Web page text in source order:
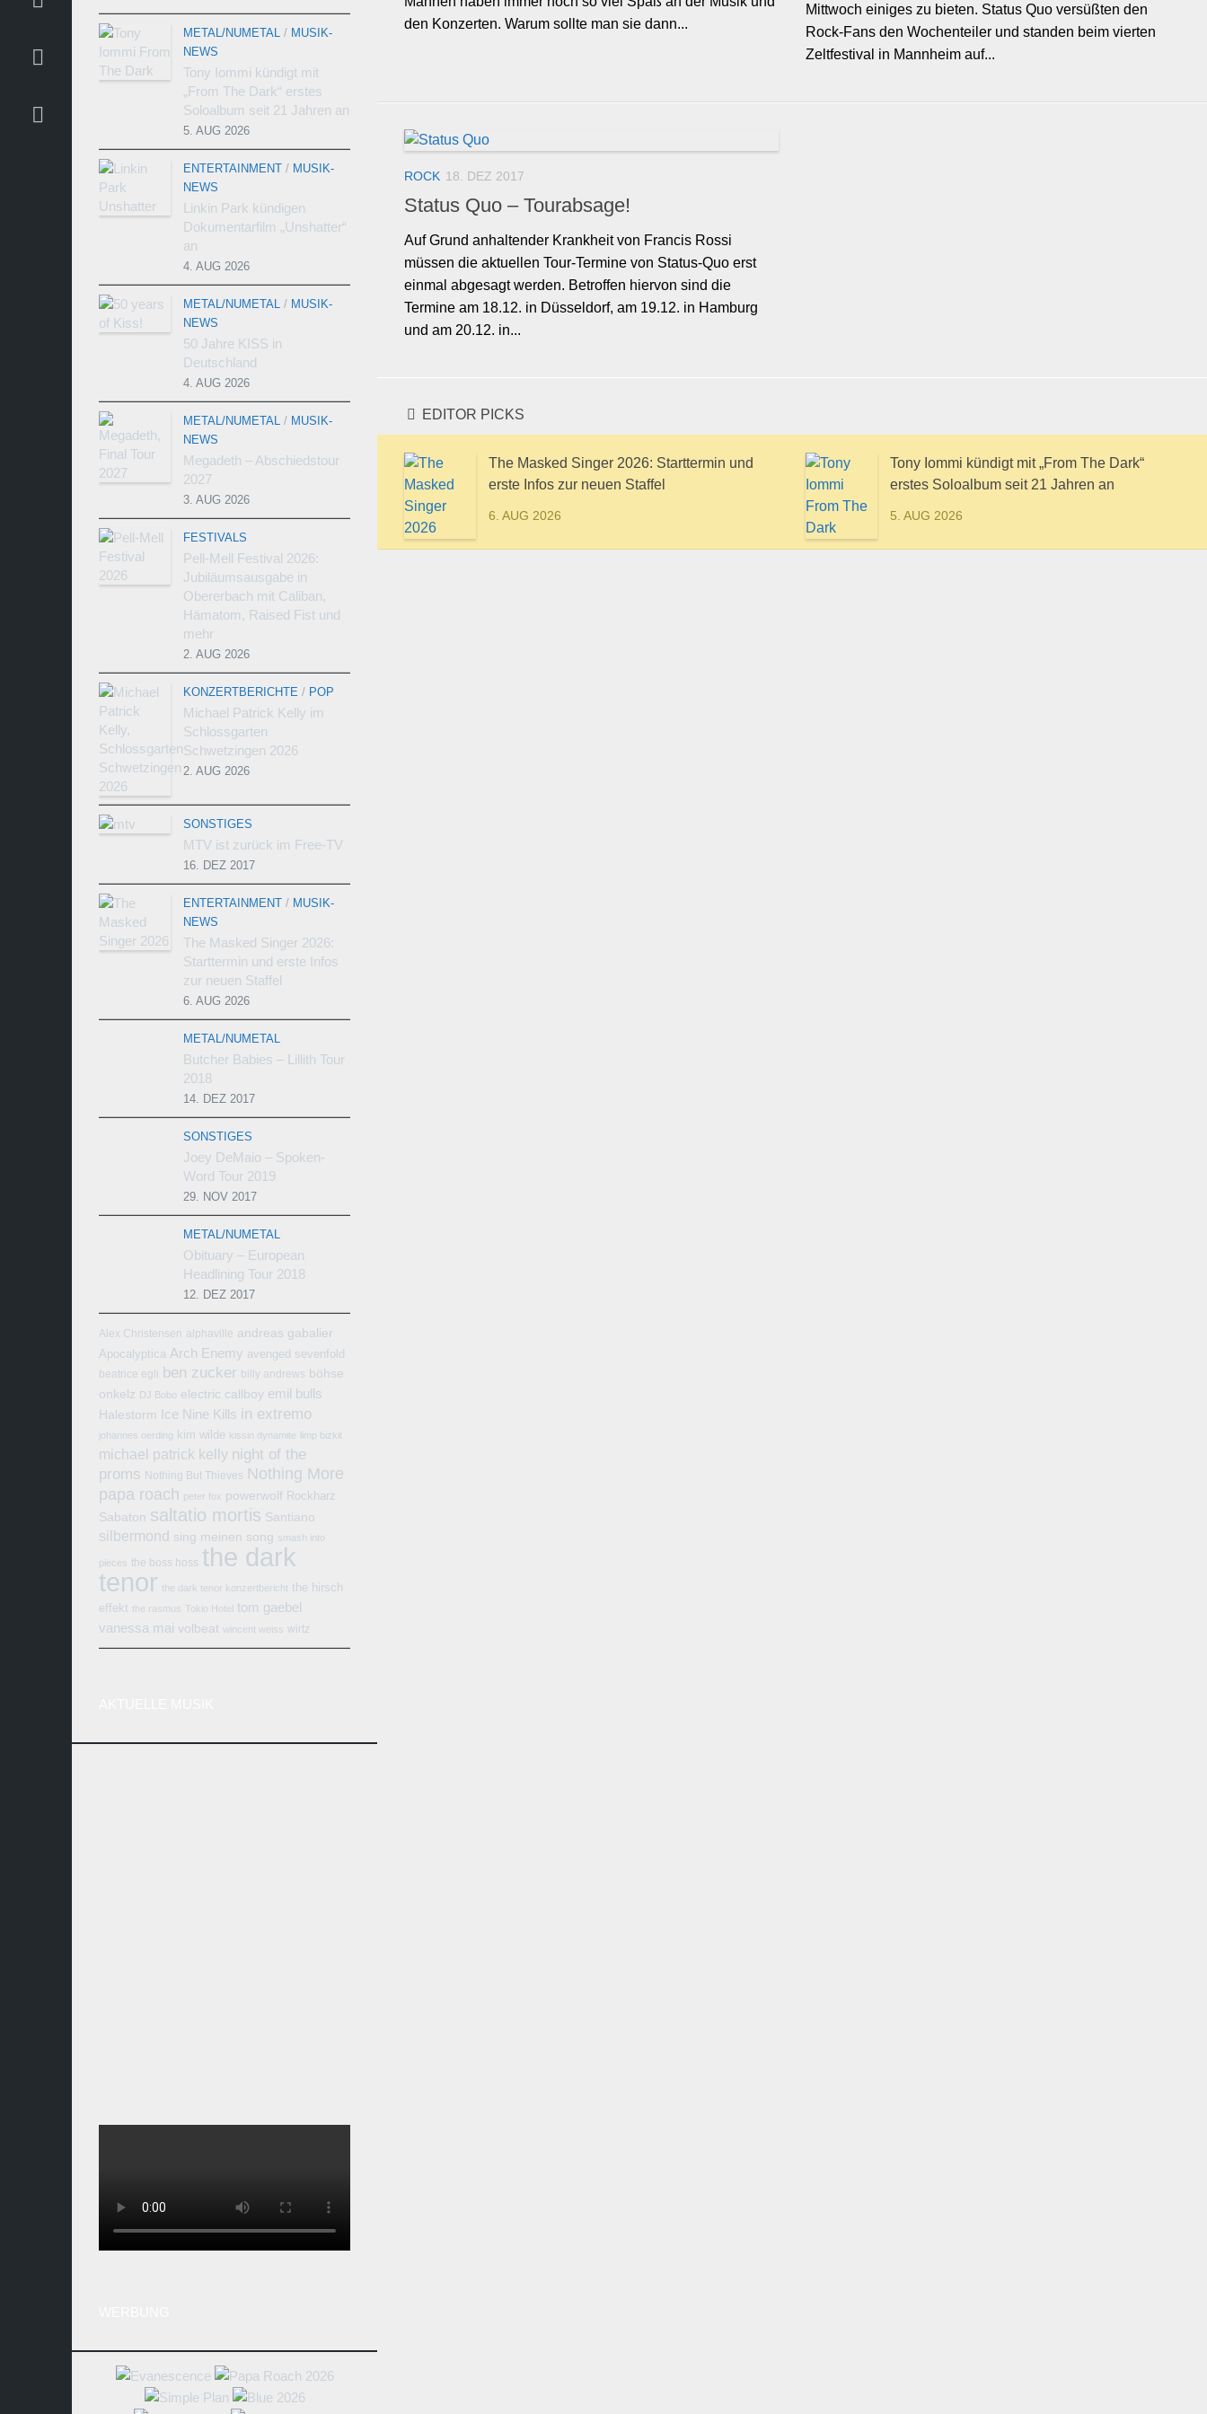
den Konzerten. Warum sollte man sie dann...
Mittwoch einiges zu bieten. Status Quo versüßten den
Rock-Fans den Wochenteiler und standen beim vierten
Zeltfestival in Mannheim auf...
ROCK 18. DEZ 2017
Status Quo – Tourabsage!
Auf Grund anhaltender Krankheit von Francis Rossi
müssen die aktuellen Tour-Termine von Status-Quo erst
einmal abgesagt werden. Betroffen hiervon sind die
Termine am 18.12. in Düsseldorf, am 19.12. in Hamburg
und am 20.12. in...
EDITOR PICKS
The Masked Singer 2026: Starttermin und
erste Infos zur neuen Staffel
6. AUG 2026
Tony Iommi kündigt mit „From The Dark“
erstes Soloalbum seit 21 Jahren an
5. AUG 2026
METAL/NUMETAL / MUSIK-
NEWS
Tony Iommi kündigt mit
„From The Dark“ erstes
Soloalbum seit 21 Jahren an
5. AUG 2026
ENTERTAINMENT / MUSIK-
NEWS
Linkin Park kündigen
Dokumentarfilm „Unshatter“
an
4. AUG 2026
METAL/NUMETAL / MUSIK-
NEWS
50 Jahre KISS in
Deutschland
4. AUG 2026
METAL/NUMETAL / MUSIK-
NEWS
Megadeth – Abschiedstour
2027
3. AUG 2026
FESTIVALS
Pell-Mell Festival 2026:
Jubiläumsausgabe in
Obererbach mit Caliban,
Hämatom, Raised Fist und
mehr
2. AUG 2026
KONZERTBERICHTE / POP
Michael Patrick Kelly im
Schlossgarten
Schwetzingen 2026
2. AUG 2026
SONSTIGES
MTV ist zurück im Free-TV
16. DEZ 2017
ENTERTAINMENT / MUSIK-
NEWS
The Masked Singer 2026:
Starttermin und erste Infos
zur neuen Staffel
6. AUG 2026
METAL/NUMETAL
Butcher Babies – Lillith Tour
2018
14. DEZ 2017
SONSTIGES
Joey DeMaio – Spoken-
Word Tour 2019
29. NOV 2017
METAL/NUMETAL
Obituary – European
Headlining Tour 2018
12. DEZ 2017
Alex Christensen alphaville andreas gabalier
Apocalyptica Arch Enemy avenged sevenfold
beatrice egli ben zucker billy andrews böhse
onkelz DJ Bobo electric callboy emil bulls
Halestorm Ice Nine Kills in extremo
johannes oerding kim wilde kissin dynamite limp bizkit
michael patrick kelly night of the
proms Nothing But Thieves Nothing More
papa roach peter fox powerwolf Rockharz
Sabaton saltatio mortis Santiano
silbermond sing meinen song smash into
pieces the boss hoss the dark
tenor the dark tenor konzertbericht the hirsch
effekt the rasmus Tokio Hotel tom gaebel
vanessa mai volbeat wincent weiss wirtz